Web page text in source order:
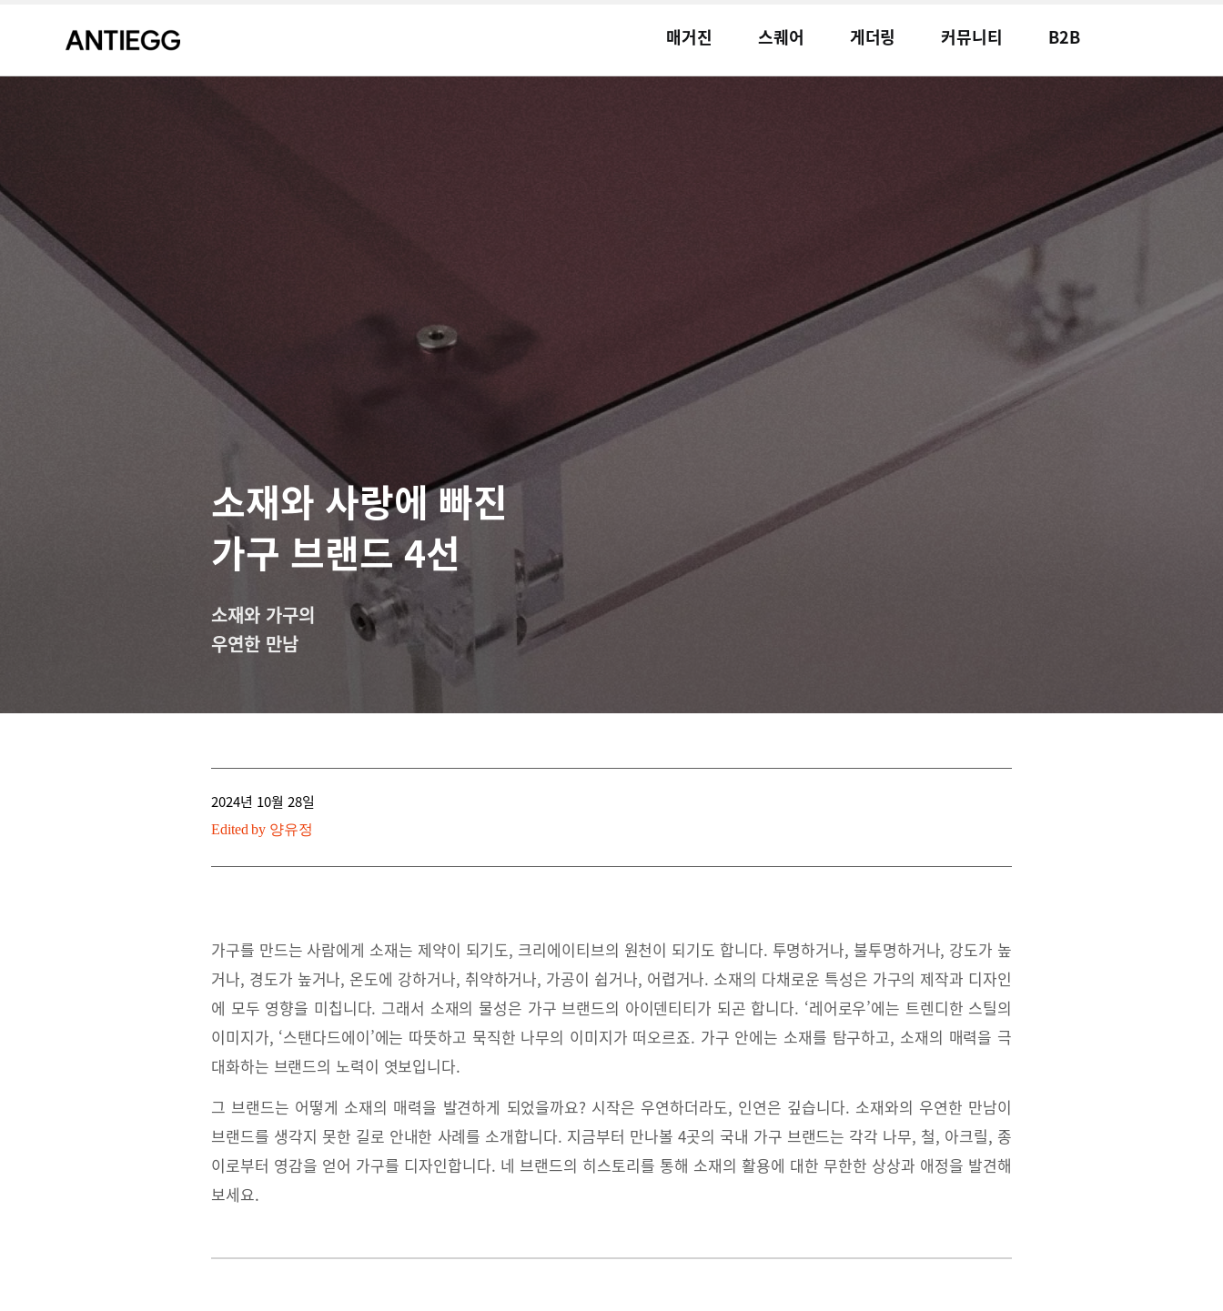
매거진 스퀘어 게더링 커뮤니티 B2B
소재와 사랑에 빠진
가구 브랜드 4선
소재와 가구의
우연한 만남
2024년 10월 28일
Edited by 양유정
가구를 만드는 사람에게 소재는 제약이 되기도, 크리에이티브의 원천이 되기도 합니다. 투명하거나, 불투명하거나, 강도가 높
거나, 경도가 높거나, 온도에 강하거나, 취약하거나, 가공이 쉽거나, 어렵거나. 소재의 다채로운 특성은 가구의 제작과 디자인
에 모두 영향을 미칩니다. 그래서 소재의 물성은 가구 브랜드의 아이덴티티가 되곤 합니다. ‘레어로우’에는 트렌디한 스틸의
이미지가, ‘스탠다드에이’에는 따뜻하고 묵직한 나무의 이미지가 떠오르죠. 가구 안에는 소재를 탐구하고, 소재의 매력을 극
대화하는 브랜드의 노력이 엿보입니다.
그 브랜드는 어떻게 소재의 매력을 발견하게 되었을까요? 시작은 우연하더라도, 인연은 깊습니다. 소재와의 우연한 만남이
브랜드를 생각지 못한 길로 안내한 사례를 소개합니다. 지금부터 만나볼 4곳의 국내 가구 브랜드는 각각 나무, 철, 아크릴, 종
이로부터 영감을 얻어 가구를 디자인합니다. 네 브랜드의 히스토리를 통해 소재의 활용에 대한 무한한 상상과 애정을 발견해
보세요.